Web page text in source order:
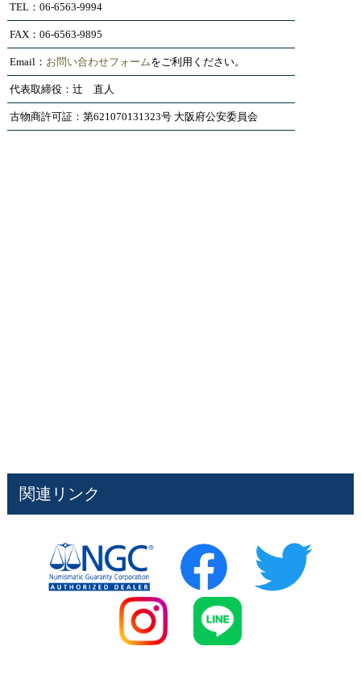
TEL：06-6563-9994
FAX：06-6563-9895
Email： お問い合わせフォームをご利用ください。
代表取締役：辻 直人
古物商許可証：第621070131323号 大阪府公安委員会
関連リンク